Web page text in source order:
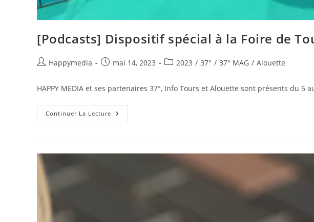
[Podcasts] Dispositif spécial à la Foire de
Happymedia mai 14, 2023 2023 / 37° / 37° MAG / Alouette
HAPPY MEDIA et ses partenaires 37°, Info Tours et Alouette sont présents du
Continuer La Lecture